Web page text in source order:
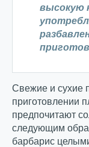
высокую
Свежие и сухие
приготовлении
предпочитают
следующим
барбарис